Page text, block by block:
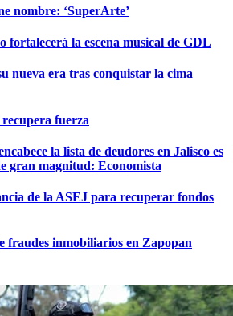
nombre: ‘SuperArte’
fortalecerá la escena musical de GDL
nueva era tras conquistar la cima
recupera fuerza
la lista de deudores en Jalisco es
gran magnitud: Economista
de la ASEJ para recuperar fondos
fraudes inmobiliarios en Zapopan